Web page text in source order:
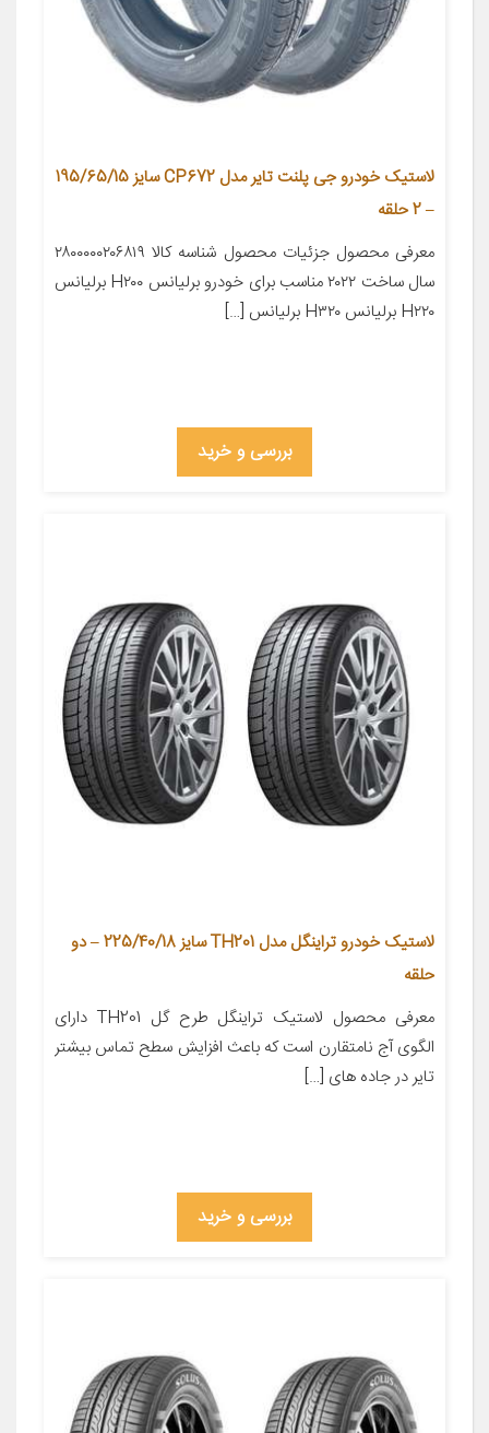
لاستیک خودرو جی پلنت تایر مدل CP672 سایز 195/65/15
– 2 حلقه
معرفی محصول جزئیات محصول شناسه کالا ۲۸۰۰۰۰۰۲۰۶۸۱۹
سال ساخت ۲۰۲۲ مناسب برای خودرو برلیانس H۲۰۰ برلیانس
H۲۲۰ برلیانس H۳۲۰ برلیانس […]
بررسی و خرید
لاستیک خودرو تراینگل مدل TH201 سایز 225/40/18 – دو
حلقه
معرفی محصول لاستیک تراینگل طرح گل TH201 دارای
الگوی آج نامتقارن است که باعث افزایش سطح تماس بیشتر
تایر در جاده های […]
بررسی و خرید